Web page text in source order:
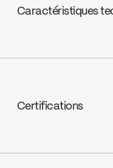
Caractéristiques
Céramique à
Certifications